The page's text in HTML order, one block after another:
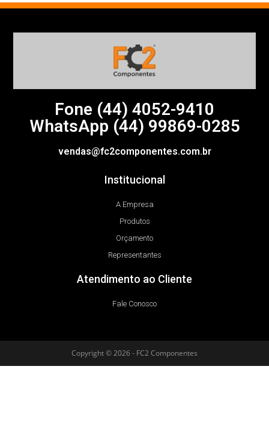
Fone (44) 4052-9410
WhatsApp (44) 99869-0285
vendas@fc2componentes.com.br
Institucional
A Empresa
Produtos
Orçamento
Representantes
Atendimento ao Cliente
Fale Conosco
Copyright © 2026 - FC2 Componentes